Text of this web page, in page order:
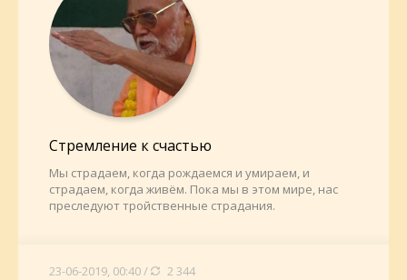
Стремление к счастью
Мы страдаем, когда рождаемся и умираем, и
страдаем, когда живём. Пока мы в этом мире, нас
преследуют тройственные страдания.
23-06-2019, 00:40 / 2 344